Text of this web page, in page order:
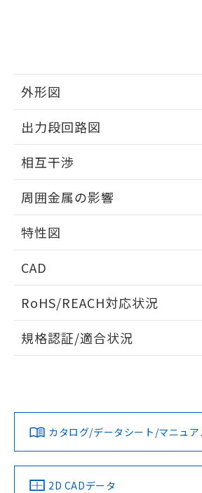
外形図
外形図
出力段回路図
出力段回路図
タイムチャート
相互干渉
相互干渉
A: 35mm以上、B: 35mm以上
周囲金属の影響
周囲金属の影響
l: 10mm以上、φd: 50mm以上、D:
上、n: 50mm以上
特性図
検出物体の大きさと材質による影響
CAD
ドすることができます。
ログイン/会員登録
ダウンロードデータをご利用いただく
みください。
ソフトウェアの使用条件
RoHS/REACH対応状況
E2EF-QX2D1-M1TGJ 0.3MのRoHS対
この製品のRoHS/
規格認証/適合状況
LR型式承認
（イギリス
船舶規格）
DNV型式承認
（ノルウェー
カタログ/データシート/マニュア
2D CADデータ
引・商談に必要な範囲で
用者の範囲」に記載され
指します。
EU RoHS指令（10物質）の非
51物質の非含有証明書（当社
※本証明書は発行日時点で非含
るもので、過去に遡って非含有
ものではありません。
また、RoHS指令のフタル酸
荷製品に未対応品が混在するこ
欄に対応日を記載しておりま
既に当社にて対応品への在庫